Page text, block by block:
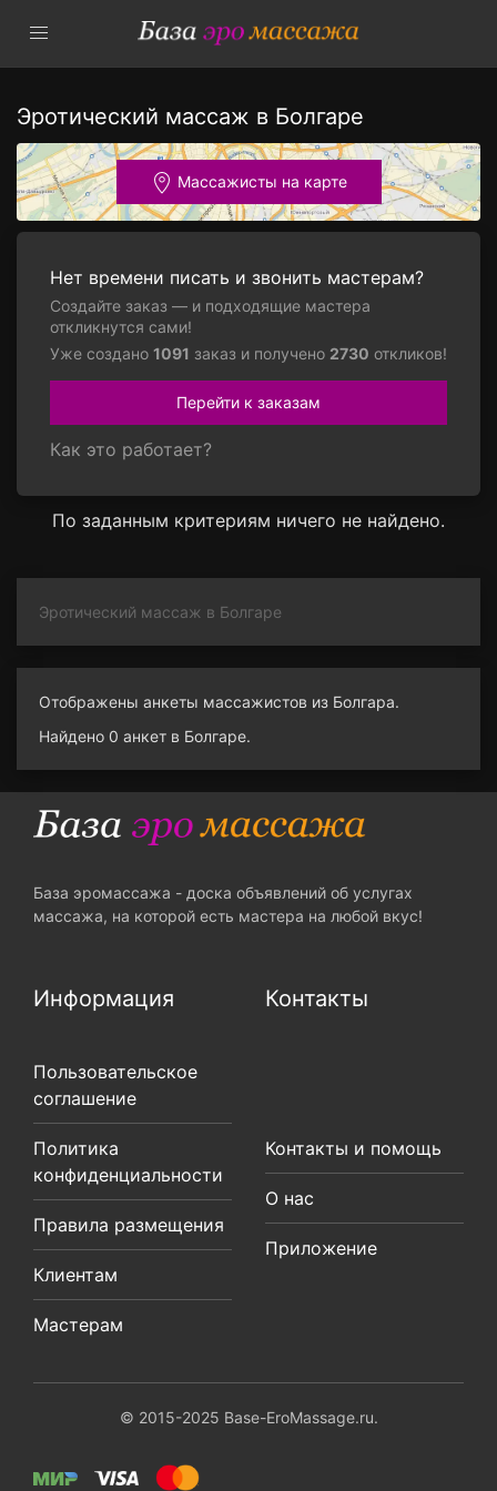
Эротический массаж в Болгаре
Массажисты на карте
Нет времени писать и звонить мастерам?
Создайте заказ — и подходящие мастера
откликнутся сами!
Уже создано 1091 заказ и получено 2730 откликов!
Перейти к заказам
Как это работает?
По заданным критериям ничего не найдено.
Эротический массаж в Болгаре
Отображены анкеты массажистов из Болгара.
Найдено 0 анкет в Болгаре.
База эромассажа - доска объявлений об услугах
массажа, на которой есть мастера на любой вкус!
Информация
Пользовательское
соглашение
Политика
конфиденциальности
Правила размещения
Клиентам
Мастерам
Контакты
Контакты и помощь
О нас
Приложение
© 2015-2025 Base-EroMassage.ru.